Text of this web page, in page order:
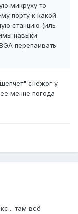
микруху то
порту к какой
станцию (иль
навыки
перепаивать
снежог у
менне погода
там всё